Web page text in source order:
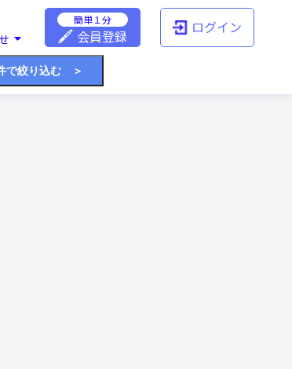
簡単１分
会員登録 ログイン
で絞り込む ＞